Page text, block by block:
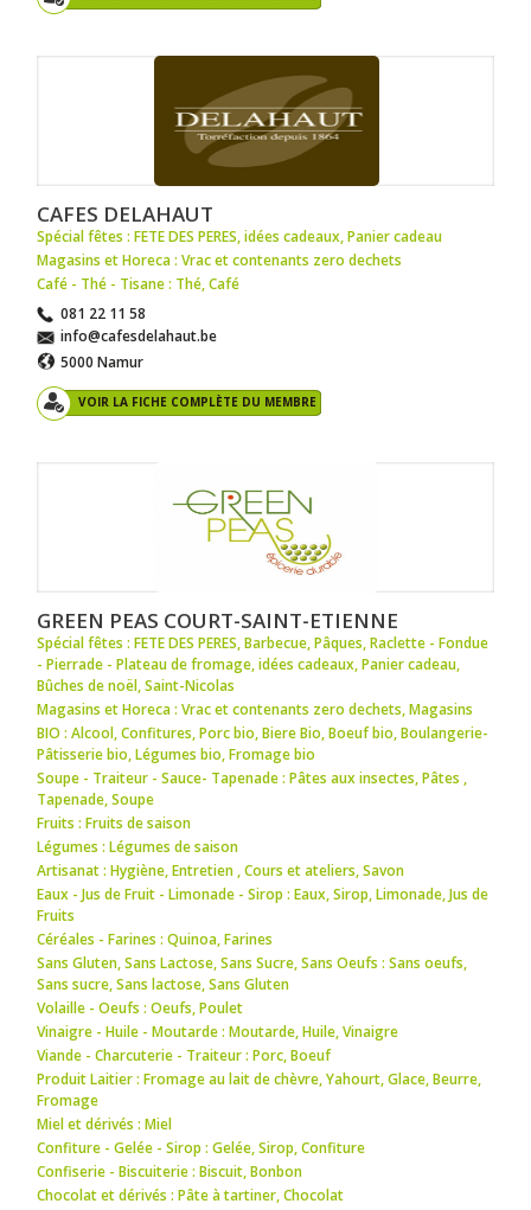
CAFES DELAHAUT
Spécial fêtes : FETE DES PERES,idées cadeaux,Panier cadeau
Magasins et Horeca : Vrac et contenants zero dechets
Café - Thé - Tisane : Thé,Café
081 22 11 58
info@cafesdelahaut.be
5000 Namur
VOIR LA FICHE COMPLÈTE DU MEMBRE
GREEN PEAS COURT-SAINT-ETIENNE
Spécial fêtes : FETE DES PERES,Barbecue,Pâques,Raclette - Fondue
- Pierrade - Plateau de fromage,idées cadeaux,Panier cadeau,
Bûches de noël,Saint-Nicolas
Magasins et Horeca : Vrac et contenants zero dechets,Magasins
BIO : Alcool,Confitures,Porc bio,Biere Bio,Boeuf bio,Boulangerie-
Pâtisserie bio,Légumes bio,Fromage bio
Soupe - Traiteur - Sauce- Tapenade : Pâtes aux insectes,Pâtes ,
Tapenade,Soupe
Fruits : Fruits de saison
Légumes : Légumes de saison
Artisanat : Hygiène,Entretien ,Cours et ateliers,Savon
Eaux - Jus de Fruit - Limonade - Sirop : Eaux,Sirop,Limonade,Jus de
Fruits
Céréales - Farines : Quinoa,Farines
Sans Gluten, Sans Lactose, Sans Sucre, Sans Oeufs : Sans oeufs,
Sans sucre,Sans lactose,Sans Gluten
Volaille - Oeufs : Oeufs,Poulet
Vinaigre - Huile - Moutarde : Moutarde,Huile,Vinaigre
Viande - Charcuterie - Traiteur : Porc,Boeuf
Produit Laitier : Fromage au lait de chèvre,Yahourt,Glace,Beurre,
Fromage
Miel et dérivés : Miel
Confiture - Gelée - Sirop : Gelée,Sirop,Confiture
Confiserie - Biscuiterie : Biscuit,Bonbon
Chocolat et dérivés : Pâte à tartiner,Chocolat